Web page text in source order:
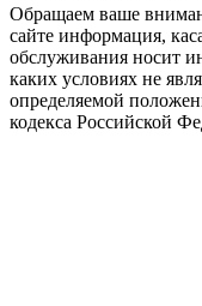
Обращаем ваше
сайте информация,
обслуживания носит
каких условиях не
определяемой
кодекса Российской